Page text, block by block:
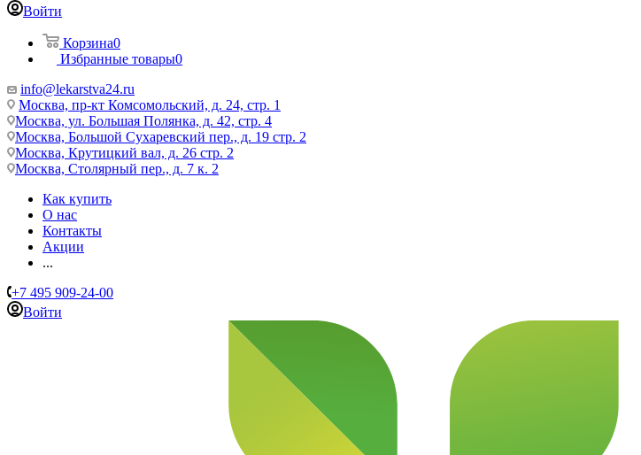
Войти
Корзина0
Избранные товары0
info@lekarstva24.ru
Москва, пр-кт Комсомольский, д. 24, стр. 1
Москва, ул. Большая Полянка, д. 42, стр. 4
Москва, Большой Сухаревский пер., д. 19 стр. 2
Москва, Крутицкий вал, д. 26 стр. 2
Москва, Столярный пер., д. 7 к. 2
Как купить
О нас
Контакты
Акции
...
+7 495 909-24-00
Войти